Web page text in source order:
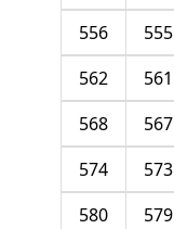
555
556
561
562
567
568
573
574
579
580